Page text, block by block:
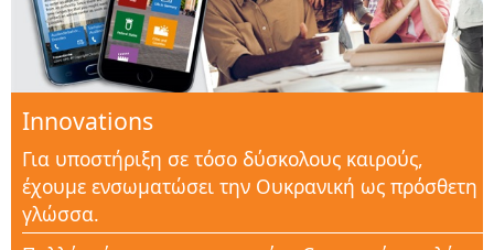
Innovations
Για υποστήριξη σε τόσο δύσκολους καιρούς,
έχουμε ενσωματώσει την Ουκρανική ως πρόσθετη
γλώσσα.